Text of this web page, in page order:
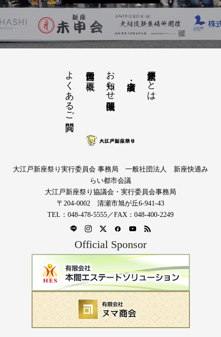
大江戸新座祭りとは
お知らせ開催概要
運営団体と概要
よくあるご質問
大江戸新座祭り実行委員会 事務局 一般社団法人 新座快適み
らい都市会議
大江戸新座祭り協議会・実行委員会事務局
〒204-0002 清瀬市旭が丘6-941-43
TEL：048-478-5555／FAX：048-400-2249
Official Sponsor